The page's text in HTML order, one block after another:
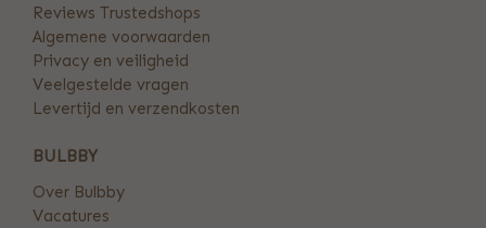
Reviews Trustedshops
Algemene voorwaarden
Privacy en veiligheid
Veelgestelde vragen
Levertijd en verzendkosten
BULBBY
Over Bulbby
Vacatures